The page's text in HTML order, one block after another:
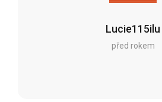
Lucie115ilu
před rokem